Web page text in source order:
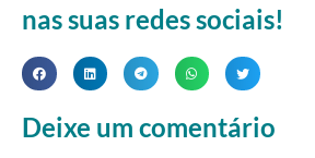
nas suas redes sociais!
Deixe um comentário